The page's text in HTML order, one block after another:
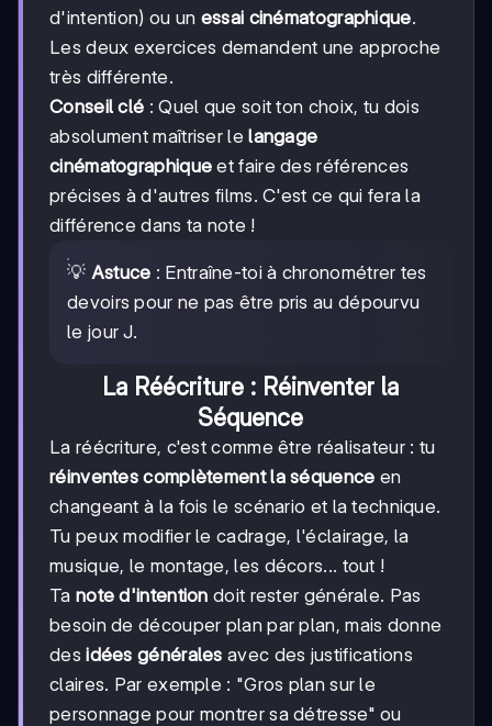
d'intention) ou un essai cinématographique.
Les deux exercices demandent une approche
très différente.
Conseil clé : Quel que soit ton choix, tu dois
absolument maîtriser lelangage
cinématographique et faire des références
précises à d'autres films. C'est ce qui fera la
différence dans ta note !
💡 Astuce : Entraîne-toi à chronométrer tes
devoirs pour ne pas être pris au dépourvu
le jour J.
La Réécriture : Réinventer la
Séquence
La réécriture, c'est comme être réalisateur : tu
réinventes complètement la séquence en
changeant à la fois le scénario et la technique.
Tu peux modifier le cadrage, l'éclairage, la
musique, le montage, les décors... tout !
Ta note d'intention doit rester générale. Pas
besoin de découper plan par plan, mais donne
desidées générales avec des justifications
claires. Par exemple : "Gros plan sur le
personnage pour montrer sa détresse" ou